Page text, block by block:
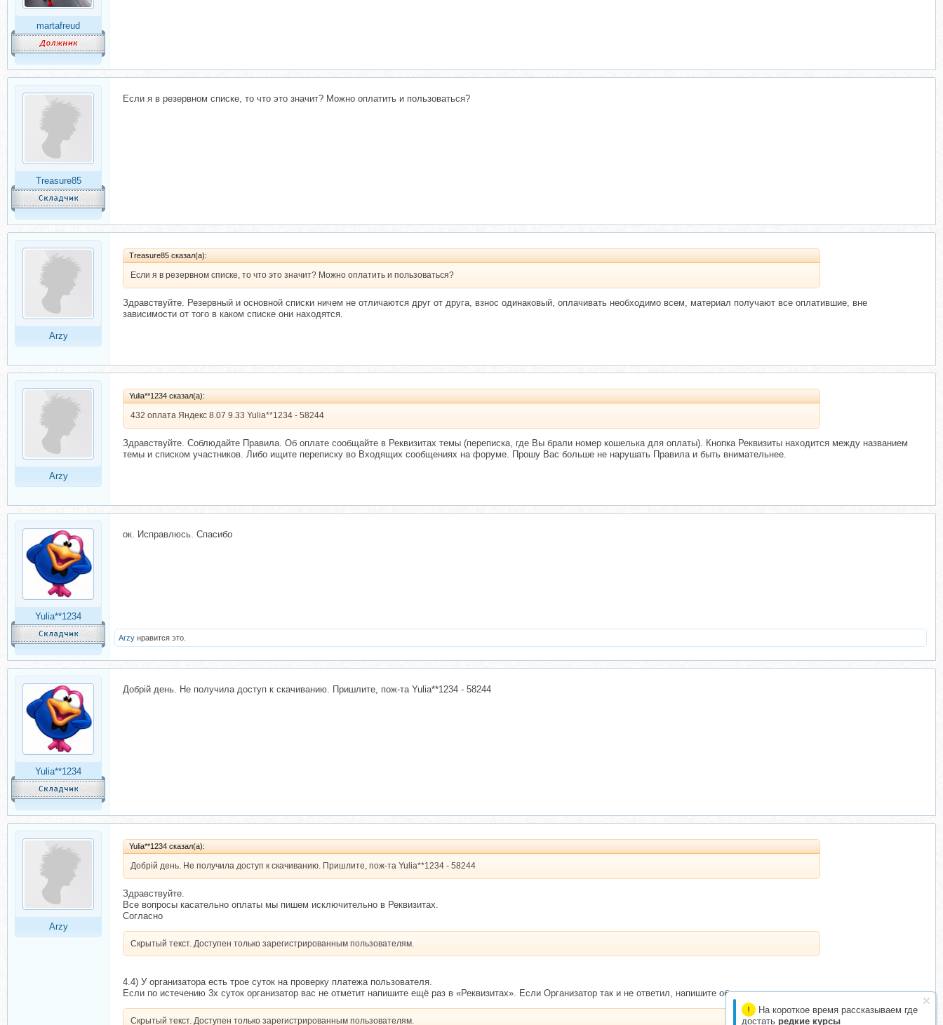
На короткое время рассказываем где
достать редкие курсы
martafreud
Treasure85
Если я в резервном списке, то что это значит? Можно оплатить и пользоваться?
Arzy
Treasure85 сказал(а):
Если я в резервном списке, то что это значит? Можно оплатить и пользоваться?
Здравствуйте. Резервный и основной списки ничем не отличаются друг от друга, взнос одинаковый, оплачивать необходимо всем, материал получают все оплатившие, вне
зависимости от того в каком списке они находятся.
Arzy
Yulia**1234 сказал(а):
432 оплата Яндекс 8.07 9.33 Yulia**1234 - 58244
Здравствуйте. Соблюдайте Правила. Об оплате сообщайте в Реквизитах темы (переписка, где Вы брали номер кошелька для оплаты). Кнопка Реквизиты находится между названием
темы и списком участников. Либо ищите переписку во Входящих сообщениях на форуме. Прошу Вас больше не нарушать Правила и быть внимательнее.
Yulia**1234
ок. Исправлюсь. Спасибо
Arzy нравится это.
Yulia**1234
Добрій день. Не получила доступ к скачиванию. Пришлите, пож-та Yulia**1234 - 58244
Arzy
Yulia**1234 сказал(а):
Добрій день. Не получила доступ к скачиванию. Пришлите, пож-та Yulia**1234 - 58244
Здравствуйте.
Все вопросы касательно оплаты мы пишем исключительно в Реквизитах.
Согласно
Скрытый текст. Доступен только зарегистрированным пользователям.
4.4) У организатора есть трое суток на проверку платежа пользователя.
Если по истечению 3х суток организатор вас не отметит напишите ещё раз в «Реквизитах». Если Организатор так и не ответил, напишите об этом в
Скрытый текст. Доступен только зарегистрированным пользователям.